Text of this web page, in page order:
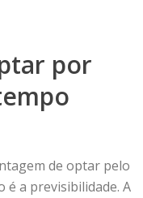
por
de optar pelo
a previsibilidade. A